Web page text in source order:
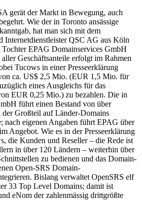
gerät der Markt in Bewegung, auch
Wie der in Toronto ansässige
hat man sich mit dem
Internetdienstleister QSC AG aus Köln
Tochter EPAG Domainservices GmbH
Geschäftsanteile erfolgt im Rahmen
Tucows in einer Presseerklärung
ca. US$ 2,5 Mio. (EUR 1,5 Mio. für
eines Ausgleichs für das
EUR 0,25 Mio.) zu bezahlen. Die in
führt einen Bestand von über
Großteil auf Länder-Domains
nach eigenen Angaben führt EPAG über
Angebot. Wie es in der Presseerklärung
die Kunden und Reseller – die Rede ist
in über 120 Ländern – weiterhin über
zu bedienen und das Domain-
Open-SRS Domain-
Bislang verwaltet OpenSRS elf
33 Top Level Domains; damit ist
eNom der zahlenmässig drittgrößte